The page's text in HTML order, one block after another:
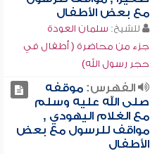
مع بعض الأطفال
للشيخ: سلمان العودة
جزء من محاضرة ( أطفال في
حجر رسول الله)
الفهرس:موقفه
صلى الله عليه وسلم
مع الغلام اليهودي ,
مواقف للرسول مع بعض
الأطفال